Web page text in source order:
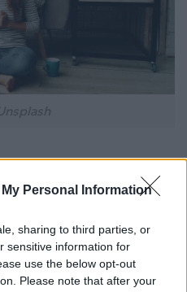
Personal Information
sharing to third parties, or
sensitive information for
use the below opt-out
Please note that after your
δεν είναι θέμα
τεχνικών και
μπορείς να
δείχνουν προσεγμένες
– όχι μόνο στο